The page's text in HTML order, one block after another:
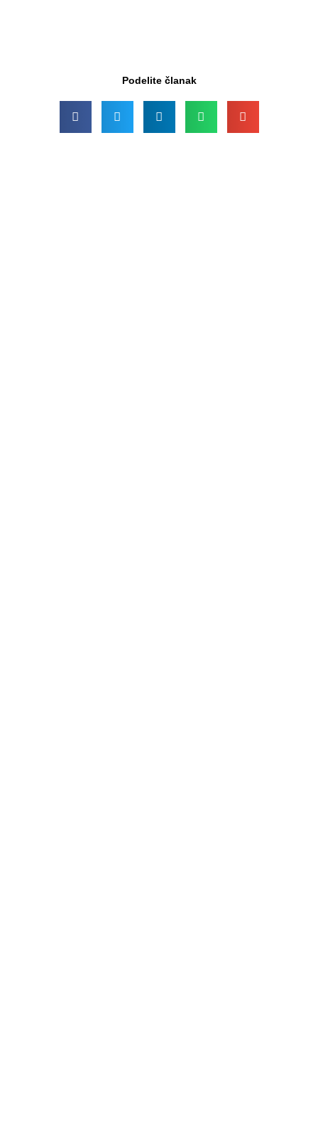
Podelite članak